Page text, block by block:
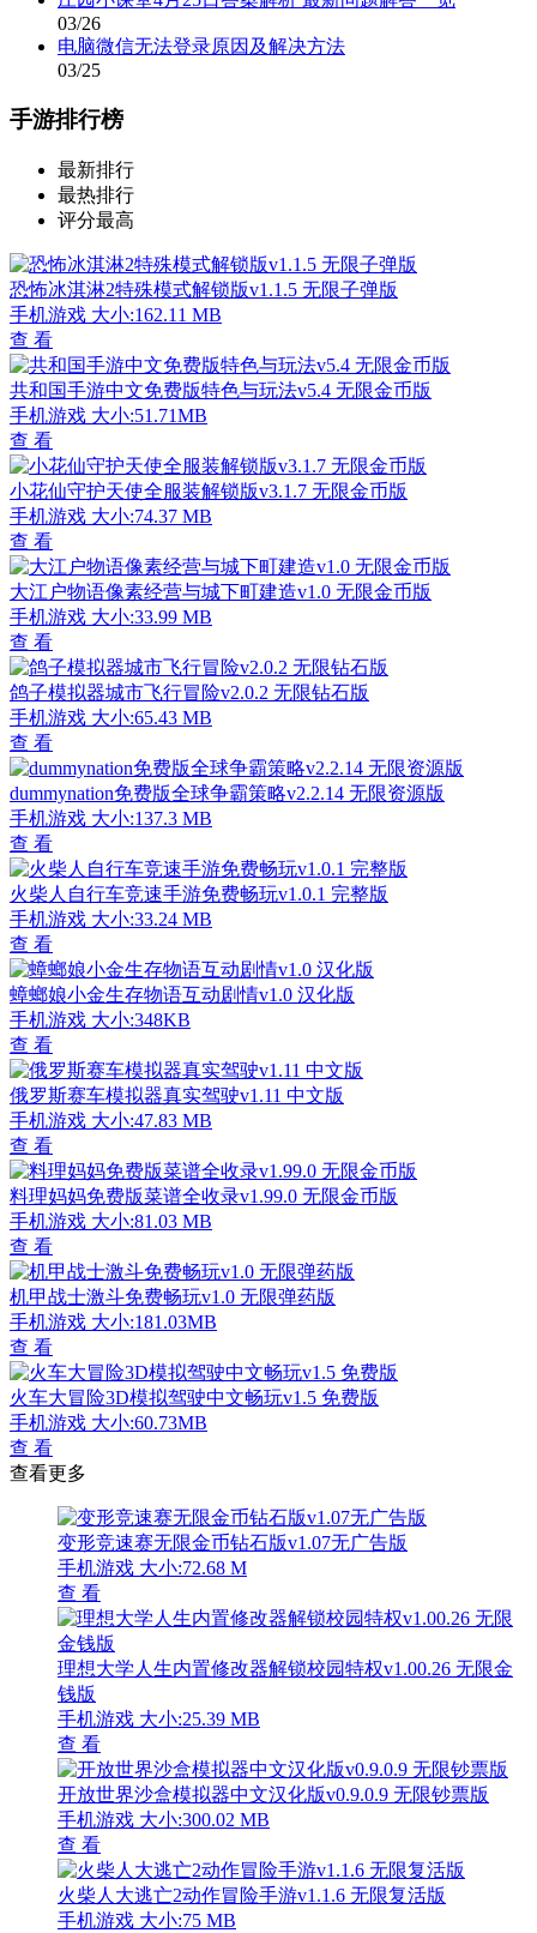
03/26
电脑微信无法登录原因及解决方法
03/25
手游排行榜
最新排行
最热排行
评分最高
恐怖冰淇淋2特殊模式解锁版v1.1.5 无限子弹版
手机游戏 大小:162.11 MB
查 看
共和国手游中文免费版特色与玩法v5.4 无限金币版
手机游戏 大小:51.71MB
查 看
小花仙守护天使全服装解锁版v3.1.7 无限金币版
手机游戏 大小:74.37 MB
查 看
大江户物语像素经营与城下町建造v1.0 无限金币版
手机游戏 大小:33.99 MB
查 看
鸽子模拟器城市飞行冒险v2.0.2 无限钻石版
手机游戏 大小:65.43 MB
查 看
dummynation免费版全球争霸策略v2.2.14 无限资源版
手机游戏 大小:137.3 MB
查 看
火柴人自行车竞速手游免费畅玩v1.0.1 完整版
手机游戏 大小:33.24 MB
查 看
蟑螂娘小金生存物语互动剧情v1.0 汉化版
手机游戏 大小:348KB
查 看
俄罗斯赛车模拟器真实驾驶v1.11 中文版
手机游戏 大小:47.83 MB
查 看
料理妈妈免费版菜谱全收录v1.99.0 无限金币版
手机游戏 大小:81.03 MB
查 看
机甲战士激斗免费畅玩v1.0 无限弹药版
手机游戏 大小:181.03MB
查 看
火车大冒险3D模拟驾驶中文畅玩v1.5 免费版
手机游戏 大小:60.73MB
查 看
查看更多
变形竞速赛无限金币钻石版v1.07无广告版
手机游戏 大小:72.68 M
查 看
理想大学人生内置修改器解锁校园特权v1.00.26 无限金
钱版
手机游戏 大小:25.39 MB
查 看
开放世界沙盒模拟器中文汉化版v0.9.0.9 无限钞票版
手机游戏 大小:300.02 MB
查 看
火柴人大逃亡2动作冒险手游v1.1.6 无限复活版
手机游戏 大小:75 MB